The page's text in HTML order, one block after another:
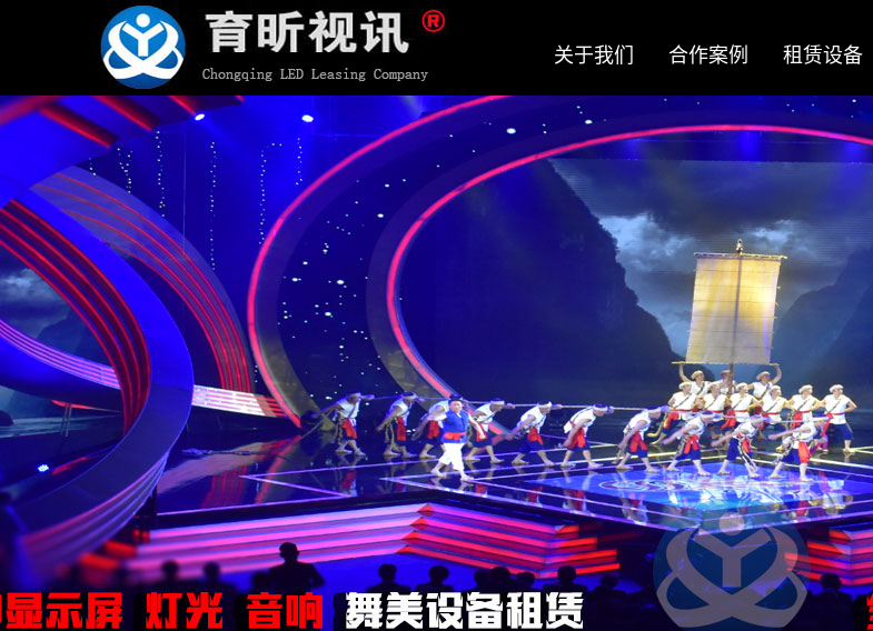
关于我们
About
合作案例
Case
租赁设备
Equipment